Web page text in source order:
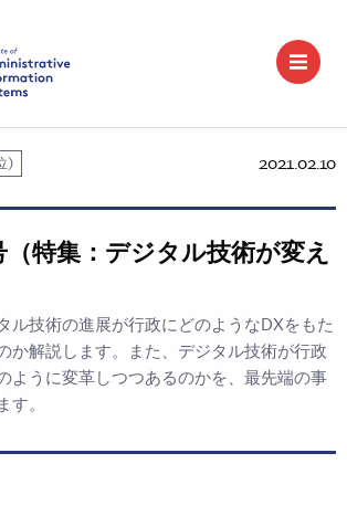
) 2021.02.10
特集：デジタル技術が変え
ル技術の進展が行政にどのようなDXをもた
か解説します。また、デジタル技術が行政
ように変革しつつあるのかを、最先端の事
す。